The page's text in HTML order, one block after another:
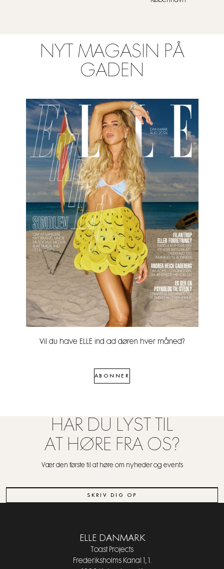
NYT MAGASIN PÅ
GADEN
Vil du have ELLE ind ad døren hver måned?
ABONNER
HAR DU LYST TIL
AT HØRE FRA OS?
Vær den første til at høre om nyheder og events
SKRIV DIG OP
ELLE DANMARK
Toast Projects
Frederiksholms Kanal 1, 1.